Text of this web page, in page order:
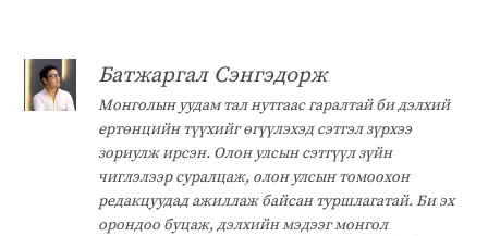
Батжаргал Сэнгэдорж
Монголын уудам тал нутгаас гаралтай би дэлхий
ертөнцийн түүхийг өгүүлэхэд сэтгэл зүрхээ
зориулж ирсэн. Олон улсын сэтгүүл зүйн
чиглэлээр суралцаж, олон улсын томоохон
редакцуудад ажиллаж байсан туршлагатай. Би эх
орондоо буцаж, дэлхийн мэдээг монгол